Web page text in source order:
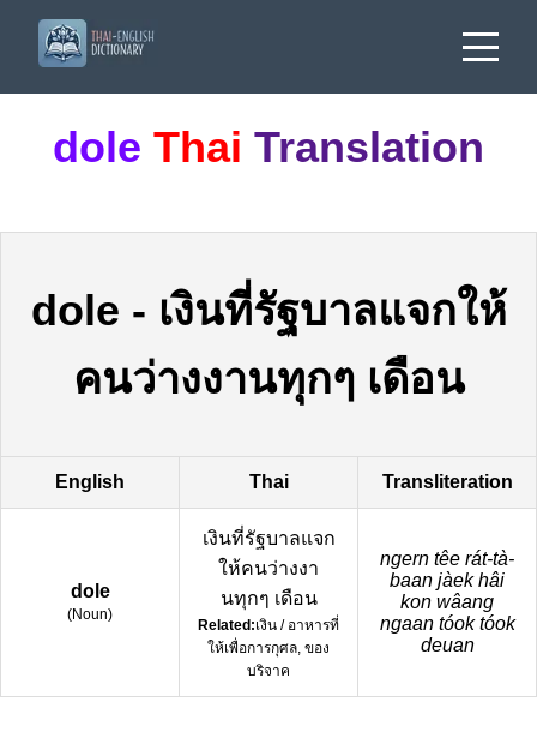
dole Thai Translation
dole - เงินที่รัฐบาลแจกให้
คนว่างงานทุกๆ เดือน
English Thai Transliteration
dole
(Noun)
เงินที่รัฐบาลแจก
ให้คนว่างงา
นทุกๆ เดือน
Related:เงิน / อาหารที่
ให้เพื่อการกุศล, ของ
บริจาค
ngern têe rát-tà-
baan jàek hâi
kon wâang
ngaan tóok tóok
deuan